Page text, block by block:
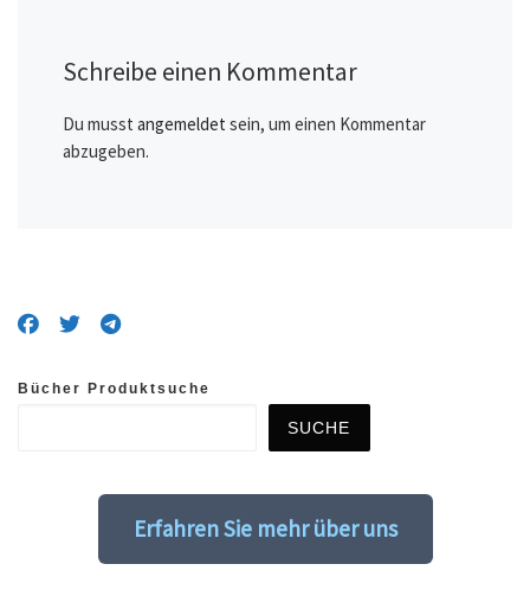
Schreibe einen Kommentar
Du musst angemeldet sein, um einen Kommentar
abzugeben.
Bücher Produktsuche
SUCHE
Erfahren Sie mehr über uns